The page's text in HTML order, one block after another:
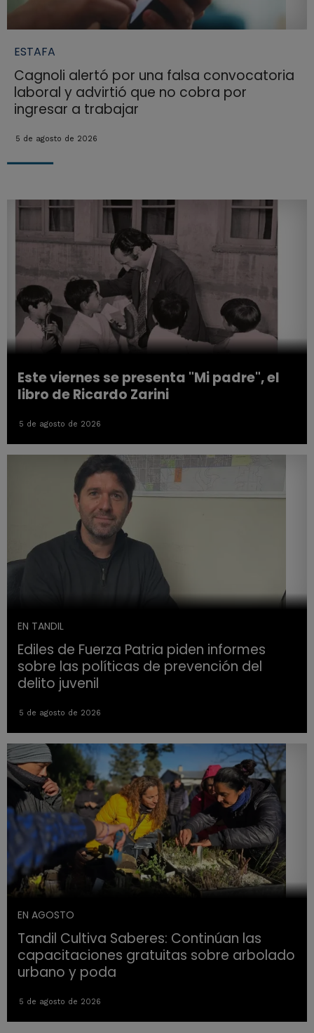
ESTAFA
Cagnoli alertó por una falsa convocatoria
laboral y advirtió que no cobra por
ingresar a trabajar
5 de agosto de 2026
Este viernes se presenta "Mi padre", el
libro de Ricardo Zarini
5 de agosto de 2026
EN TANDIL
Ediles de Fuerza Patria piden informes
sobre las políticas de prevención del
delito juvenil
5 de agosto de 2026
EN AGOSTO
Tandil Cultiva Saberes: Continúan las
capacitaciones gratuitas sobre arbolado
urbano y poda
5 de agosto de 2026